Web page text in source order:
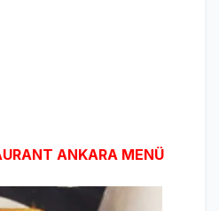
ANKARA MENÜ